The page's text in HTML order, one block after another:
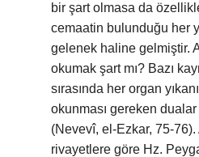
bir şart olmasa da
cemaatin bulunduğu her
gelenek haline gelmiştir.
okumak şart mı? Bazı
sırasında her organ
okunması gereken dualar
(Nevevî, el-Ezkar, 75-
rivayetlere göre Hz.